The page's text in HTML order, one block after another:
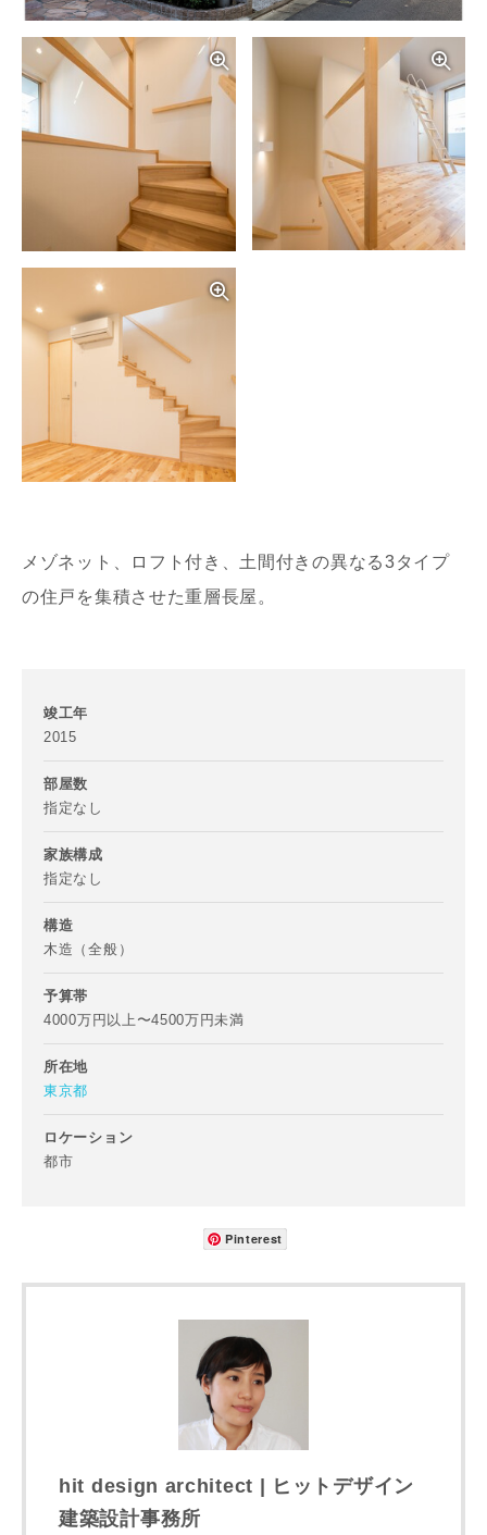
写真を拡大する
メゾネット、ロフト付き、土間付きの異なる3タイプ
の住戸を集積させた重層長屋。
竣工年
2015
部屋数
指定なし
家族構成
指定なし
構造
木造（全般）
予算帯
4000万円以上〜4500万円未満
所在地
東京都
ロケーション
都市
Pinterest
hit design architect | ヒットデザイン
建築設計事務所
お名前
メールアドレス
市区町村